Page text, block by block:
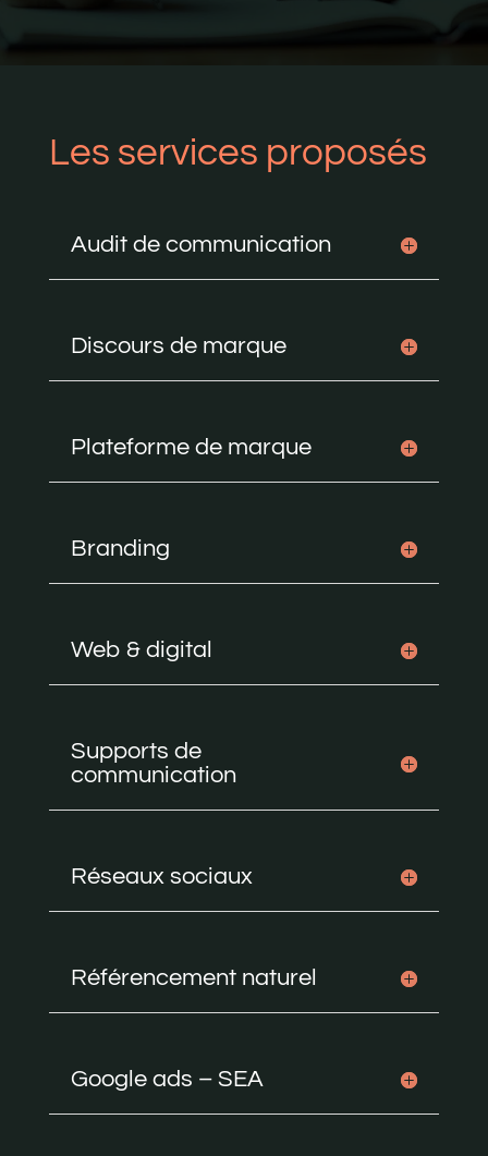
Les services proposés
Audit de communication
Discours de marque
Plateforme de marque
Branding
Web & digital
Supports de
communication
Réseaux sociaux
Référencement naturel
Google ads – SEA